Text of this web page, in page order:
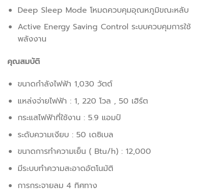
Deep Sleep Mode โหมดควบคุมอุณหภูมิขณะหลับ
Active Energy Saving Control ระบบควบคุมการใช้
พลังงาน
คุณสมบัติ
ขนาดกำลังไฟฟ้า 1,030 วัตต์
แหล่งจ่ายไฟฟ้า : 1, 220 โวล , 50 เฮิร์ต
กระแสไฟฟ้าที่ใช้งาน : 5.9 แอมป์
ระดับความเงียบ : 50 เดซิเบล
ขนาดการทำความเย็น ( Btu/h) : 12,000
มีระบบทำความสะอาดอัตโนมัติ
การกระจายลม 4 ทิศทาง